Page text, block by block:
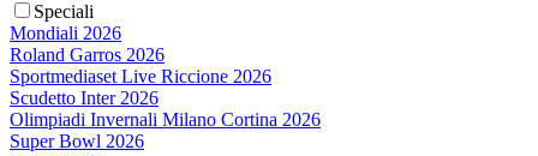
Speciali
Mondiali 2026
Roland Garros 2026
Sportmediaset Live Riccione 2026
Scudetto Inter 2026
Olimpiadi Invernali Milano Cortina 2026
Super Bowl 2026